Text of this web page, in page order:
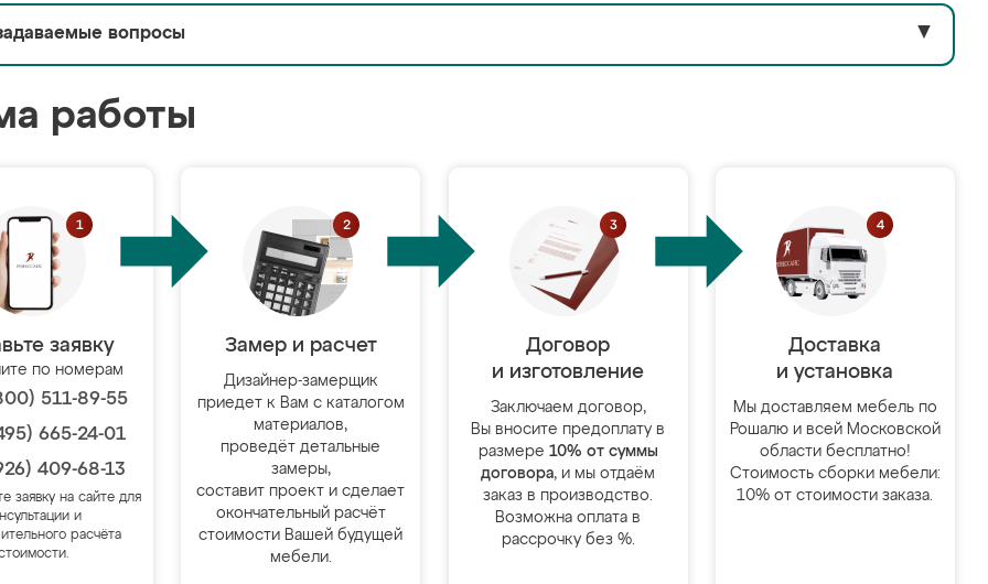
вопросы ▼
работы
заявку
по номерам
511-89-55
665-24-01
409-68-13
заявку на сайте для
и
расчёта
Замер и расчет
Дизайнер-замерщик
приедет к Вам с каталогом
материалов,
проведёт детальные
замеры,
составит проект и сделает
окончательный расчёт
стоимости Вашей будущей
мебели.
Договор
и изготовление
Заключаем договор,
Вы вносите предоплату в
размере 10% от суммы
договора, и мы отдаём
заказ в производство.
Возможна оплата в
рассрочку без %.
Доставка
и установка
Мы доставляем мебель по
Рошалю и всей Московской
области бесплатно!
Стоимость сборки мебели:
10% от стоимости заказа.